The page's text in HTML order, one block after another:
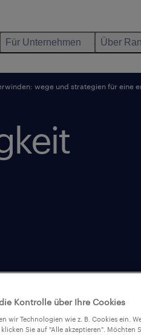
Für Unternehmen Über
wege und strategien für eine
Kontrolle über Ihre Cookies
wir Technologien wie z. B. Cookies ein.
Sie auf "Alle akzeptieren". Möchten